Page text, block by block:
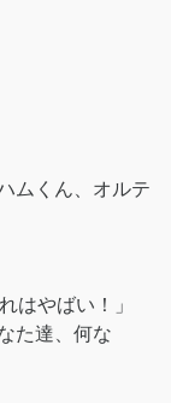
ムくん、オルテ
はやばい！」
た達、何な